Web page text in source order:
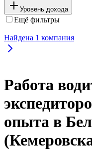
Уровень дохода
Ещё фильтры
Найдена 1 компания
Работа
опыта в